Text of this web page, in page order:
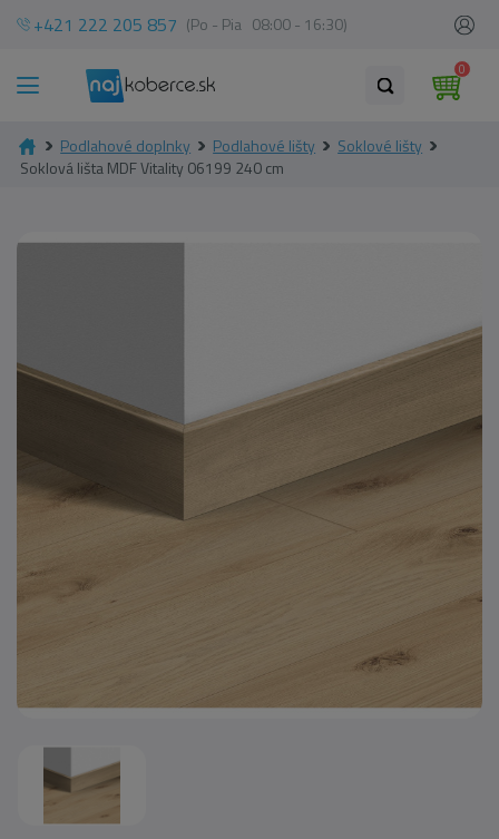
+421 222 205 857 (Po - Pia 08:00 - 16:30)
0
Podlahové doplnky Podlahové lišty
Soklové lišty
Soklová lišta MDF Vitality 06199 240 cm